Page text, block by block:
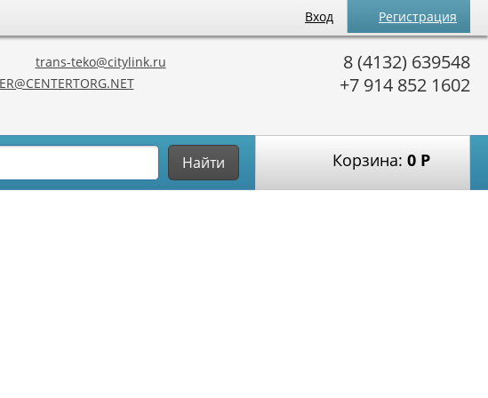
Вход Регистрация
8 (4132) 639548
+7 914 852 1602
trans-teko@citylink.ru
Корзина: 0 Р
Найти